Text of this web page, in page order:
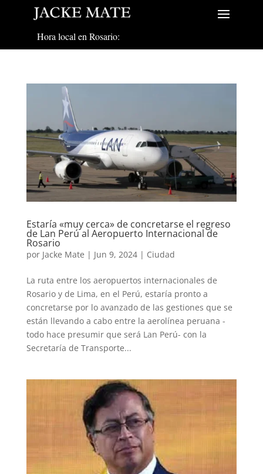
Hora local en Rosario:
Estaría «muy cerca» de concretarse el regreso
de Lan Perú al Aeropuerto Internacional de
Rosario
por Jacke Mate | Jun 9, 2024| Ciudad
La ruta entre los aeropuertos internacionales de
Rosario y de Lima, en el Perú, estaría pronto a
concretarse por lo avanzado de las gestiones que se
están llevando a cabo entre la aerolínea peruana -
todo hace presumir que será Lan Perú- con la
Secretaría de Transporte...